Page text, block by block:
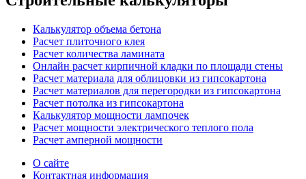
Калькулятор объема бетона
Расчет плиточного клея
Расчет количества ламината
Онлайн расчет кирпичной кладки по площади стены
Расчет материала для облицовки из гипсокартона
Расчет материалов для перегородки из гипсокартона
Расчет потолка из гипсокартона
Калькулятор мощности лампочек
Расчет мощности электрического теплого пола
Расчет амперной мощности
О сайте
Контактная информация